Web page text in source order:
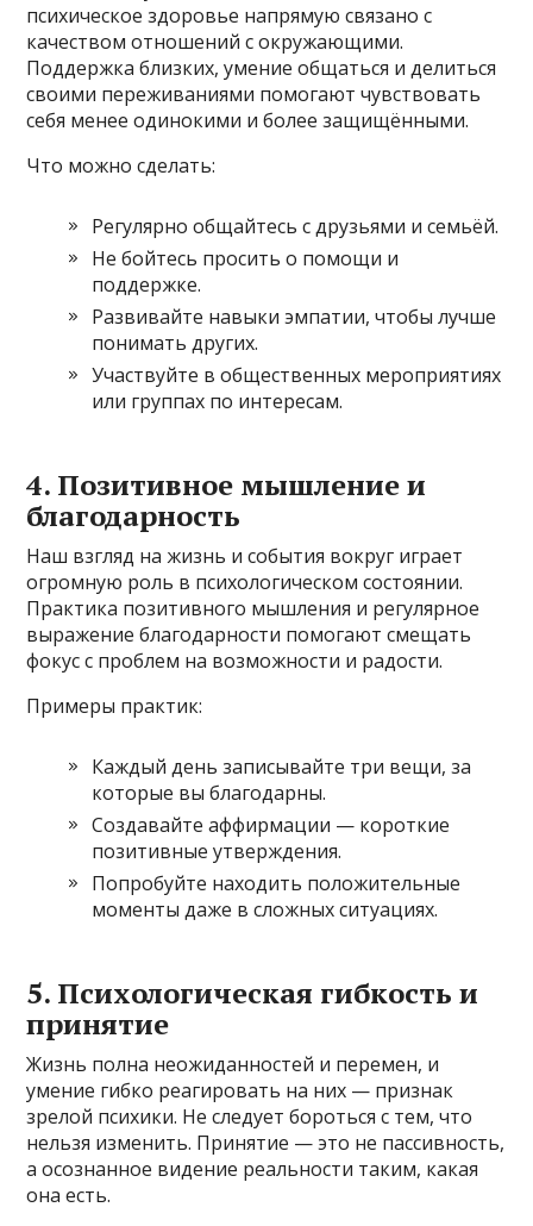
психическое здоровье напрямую связано с
качеством отношений с окружающими.
Поддержка близких, умение общаться и делиться
своими переживаниями помогают чувствовать
себя менее одинокими и более защищёнными.
Что можно сделать:
Регулярно общайтесь с друзьями и семьёй.
Не бойтесь просить о помощи и
поддержке.
Развивайте навыки эмпатии, чтобы лучше
понимать других.
Участвуйте в общественных мероприятиях
или группах по интересам.
4. Позитивное мышление и
благодарность
Наш взгляд на жизнь и события вокруг играет
огромную роль в психологическом состоянии.
Практика позитивного мышления и регулярное
выражение благодарности помогают смещать
фокус с проблем на возможности и радости.
Примеры практик:
Каждый день записывайте три вещи, за
которые вы благодарны.
Создавайте аффирмации — короткие
позитивные утверждения.
Попробуйте находить положительные
моменты даже в сложных ситуациях.
5. Психологическая гибкость и
принятие
Жизнь полна неожиданностей и перемен, и
умение гибко реагировать на них — признак
зрелой психики. Не следует бороться с тем, что
нельзя изменить. Принятие — это не пассивность,
а осознанное видение реальности таким, какая
она есть.